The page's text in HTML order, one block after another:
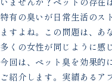
特有の臭いが日常生活のス
ますよね。この問題は、あ
多くの女性が同じように感
今回は、ペット臭を効果的
ご紹介します。実績あるア